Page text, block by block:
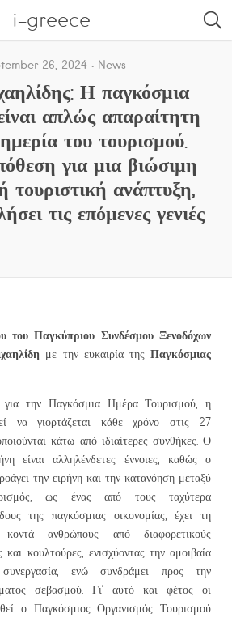
i-greece
26, 2024 News
Η παγκόσμια
απλώς απαραίτητη
του τουρισμού.
για μια βιώσιμη
τουριστική ανάπτυξη,
τις επόμενες γενιές
του Παγκύπριου Συνδέσμου Ξενοδόχων
με την ευκαιρία της Παγκόσμιας
για την Παγκόσμια Ημέρα Τουρισμού, η
να γιορτάζεται κάθε χρόνο στις 27
κάτω από ιδιαίτερες συνθήκες. Ο
είναι αλληλένδετες έννοιες, καθώς ο
την ειρήνη και την κατανόηση μεταξύ
ως ένας από τους ταχύτερα
της παγκόσμιας οικονομίας, έχει τη
ανθρώπους από διαφορετικούς
και κουλτούρες, ενισχύοντας την αμοιβαία
ενώ συνδράμει προς την
σεβασμού. Γι’ αυτό και φέτος οι
ο Παγκόσμιος Οργανισμός Τουρισμού